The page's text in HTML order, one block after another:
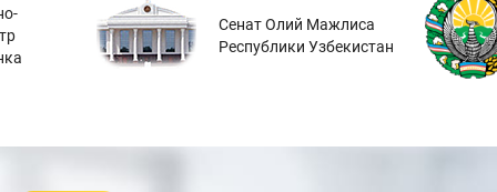
Сенат Олий Мажлиса
Республики Узбекистан